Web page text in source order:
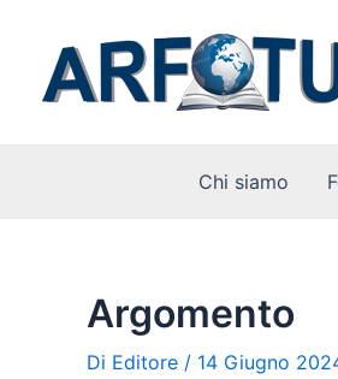
contenuto
Chi siamo
Argomento
Di Editore / 14 Giugno